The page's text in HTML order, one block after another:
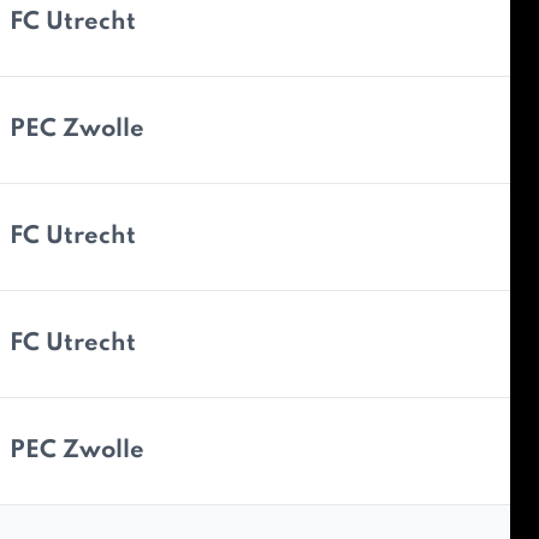
FC Utrecht
PEC Zwolle
FC Utrecht
FC Utrecht
PEC Zwolle